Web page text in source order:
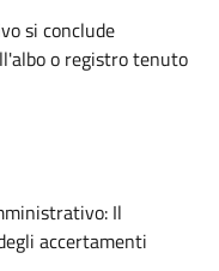
si conclude
o registro tenuto
Il
accertamenti